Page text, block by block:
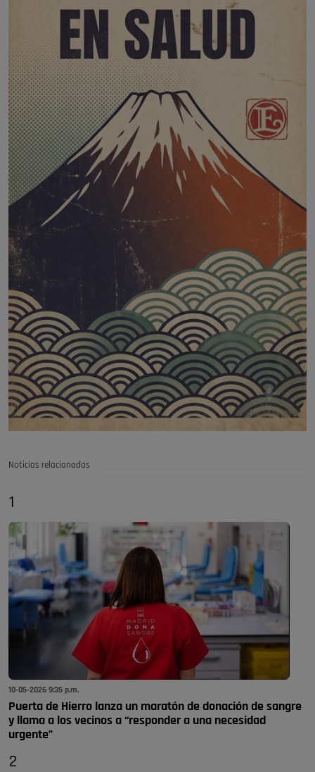
Noticias relacionadas
1
10-05-2026 9:35 p.m.
Puerta de Hierro lanza un maratón de donación de sangre
y llama a los vecinos a “responder a una necesidad
urgente”
2